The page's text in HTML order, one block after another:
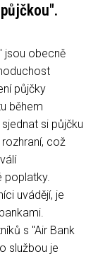
jsou obecně
půjčky
během
si půjčku
což
poplatky.
uvádějí, je
s "Air Bank
službou je